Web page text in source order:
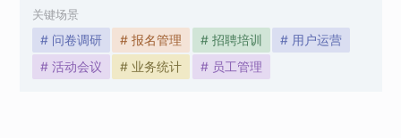
关键场景
# 问卷调研 # 报名管理 # 招聘培训
# 用户运营
# 活动会议
# 业务统计 # 员工管理